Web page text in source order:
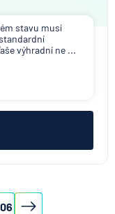
stavu musí
výhradní ne ...